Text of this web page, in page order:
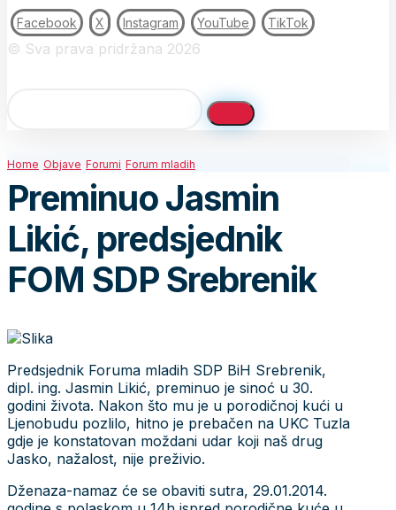
Facebook X Instagram YouTube TikTok
© Sva prava pridržana 2026
Home Objave Forumi Forum mladih
Preminuo Jasmin
Likić, predsjednik
FOM SDP Srebrenik
Predsjednik Foruma mladih SDP BiH Srebrenik,
dipl. ing. Jasmin Likić, preminuo je sinoć u 30.
godini života. Nakon što mu je u porodičnoj kući u
Ljenobudu pozlilo, hitno je prebačen na UKC Tuzla
gdje je konstatovan moždani udar koji naš drug
Jasko, nažalost, nije preživio.
Dženaza-namaz će se obaviti sutra, 29.01.2014.